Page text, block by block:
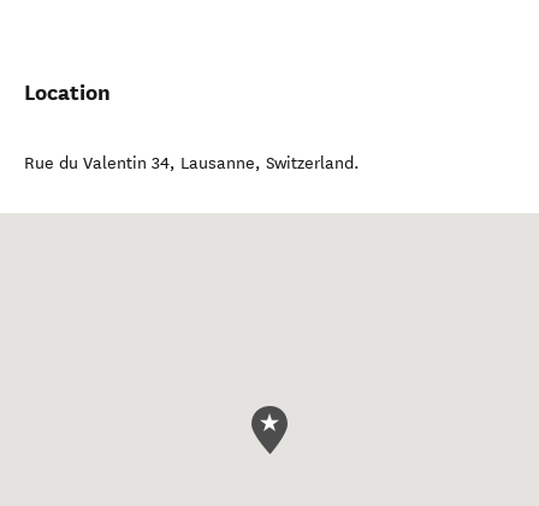
Location
Rue du Valentin 34, Lausanne, Switzerland.